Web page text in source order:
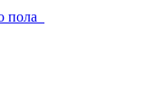
пола